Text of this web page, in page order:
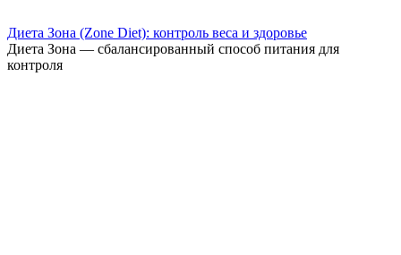
Диета Зона (Zone Diet): контроль веса и здоровье
Диета Зона — сбалансированный способ питания для
контроля